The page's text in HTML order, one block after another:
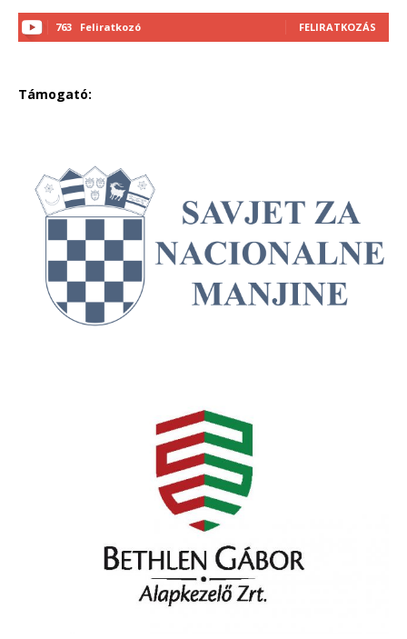
763 Feliratkozó FELIRATKOZÁS
Támogató: